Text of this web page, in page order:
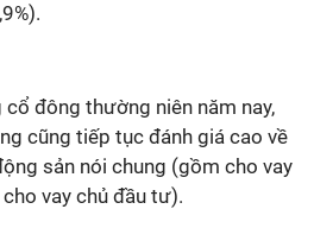
đông thường niên năm nay,
cũng tiếp tục đánh giá cao về
sản nói chung (gồm cho vay
vay chủ đầu tư).